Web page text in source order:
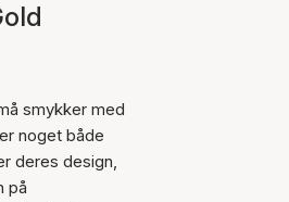
smykker med
noget både
deres design,
på